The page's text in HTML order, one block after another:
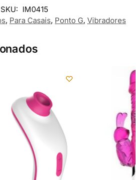
SKU: IM0415
, Para Casais, Ponto G, Vibradores